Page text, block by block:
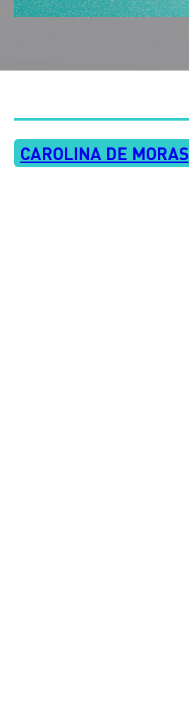
CAROLINA DE MORAS